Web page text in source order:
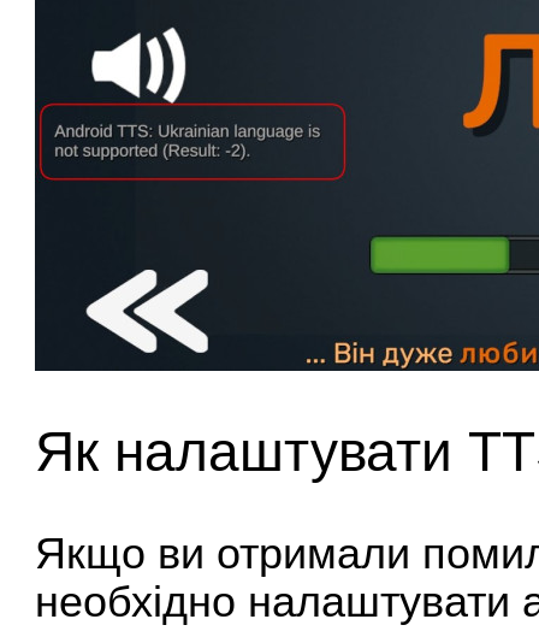
Як налаштувати
Якщо ви отримали
необхідно налаштувати